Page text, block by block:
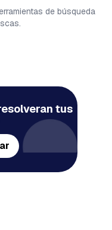
de búsqueda
tus